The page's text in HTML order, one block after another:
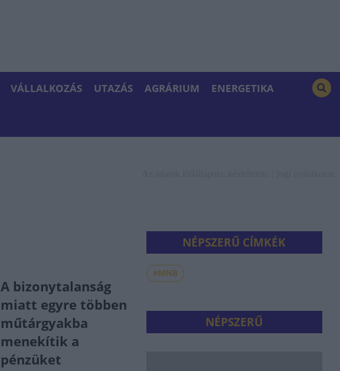
VÁLLALKOZÁS UTAZÁS AGRÁRIUM ENERGETIKA
A bizonytalanság
miatt egyre többen
műtárgyakba
menekítik a
pénzüket
NÉPSZERŰ CÍMKÉK
#MNB
NÉPSZERŰ